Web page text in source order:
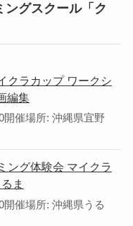
ングスクール「ク
クラカップ ワークシ
編集
開催場所: 沖縄県宜野
ング体験会 マイクラ
ま
開催場所: 沖縄県うる